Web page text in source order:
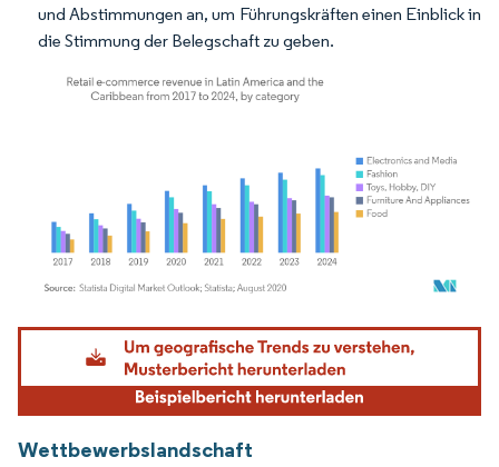
und Abstimmungen an, um Führungskräften einen Einblick in
die Stimmung der Belegschaft zu geben.
Bild © Mordor Intelligence. Wiederverwendung erfordert Namensnennung gemäß
Wettbewerbslandschaft